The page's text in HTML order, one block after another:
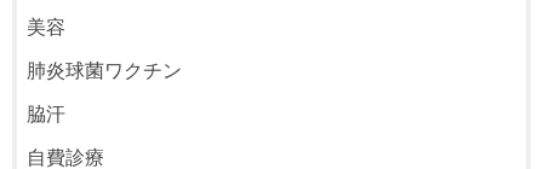
美容
肺炎球菌ワクチン
脇汗
自費診療